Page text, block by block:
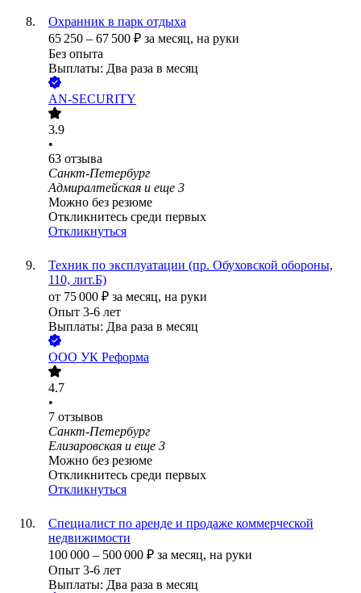
Охранник в парк отдыха
65 250 – 67 500 ₽ за месяц, на руки
Без опыта
Выплаты: Два раза в месяц
AN-SECURITY
3.9
•
63 отзыва
Санкт-Петербург
Адмиралтейская и еще 3
Можно без резюме
Откликнитесь среди первых
Откликнуться
Техник по эксплуатации (пр. Обуховской обороны,
110, лит.Б)
от 75 000 ₽ за месяц, на руки
Опыт 3-6 лет
Выплаты: Два раза в месяц
ООО УК Реформа
4.7
•
7 отзывов
Санкт-Петербург
Елизаровская и еще 3
Можно без резюме
Откликнитесь среди первых
Откликнуться
Специалист по аренде и продаже коммерческой
недвижимости
100 000 – 500 000 ₽ за месяц, на руки
Опыт 3-6 лет
Выплаты: Два раза в месяц